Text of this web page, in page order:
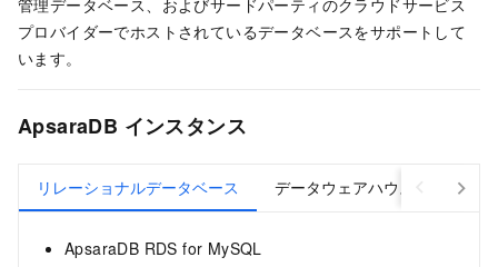
管理データベース、およびサードパーティのクラウドサービス
プロバイダーでホストされているデータベースをサポートして
います。
ApsaraDB インスタンス
リレーショナルデータベース データウェアハウス
ApsaraDB RDS for MySQL